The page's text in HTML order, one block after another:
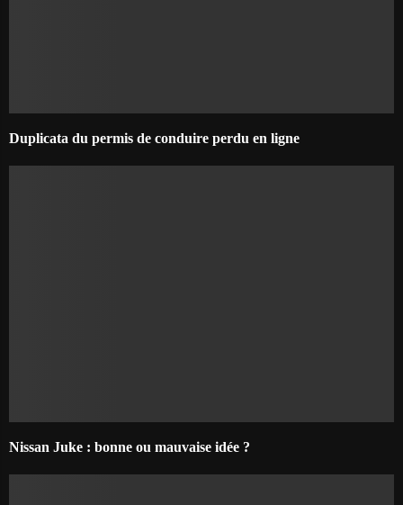
Duplicata du permis de conduire perdu en ligne
Nissan Juke : bonne ou mauvaise idée ?